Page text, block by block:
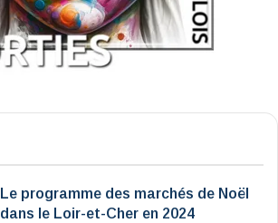
Le programme des marchés de Noël
dans le Loir-et-Cher en 2024